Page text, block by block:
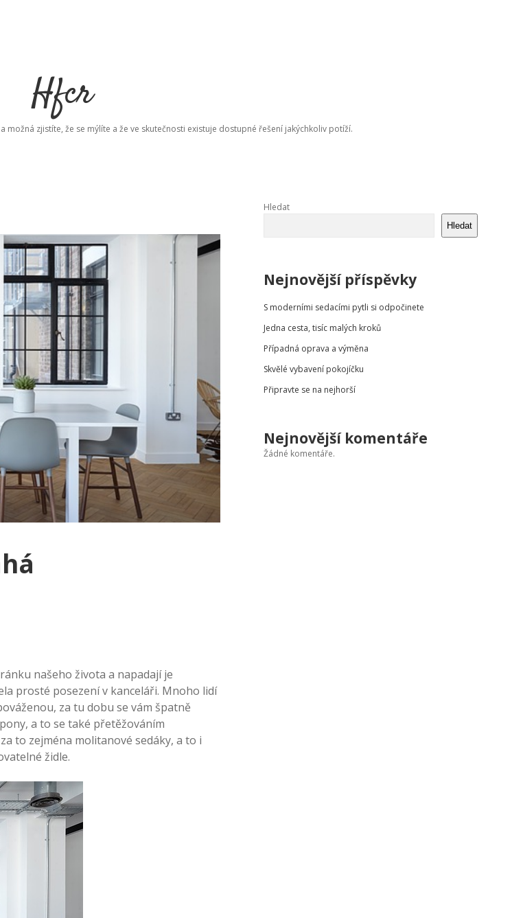
Hfcr
možná zjistíte, že se mýlíte a že ve skutečnosti existuje dostupné řešení jakýchkoliv potíží.
našeho života a napadají je
prosté posezení v kanceláři. Mnoho lidí
za tu dobu se vám špatně
a to se také přetěžováním
to zejména molitanové sedáky, a to i
židle.
Sidebar
Hledat
Hledat
Nejnovější příspěvky
S moderními sedacími pytli si odpočinete
Jedna cesta, tisíc malých kroků
Případná oprava a výměna
Skvělé vybavení pokojíčku
Připravte se na nejhorší
Nejnovější komentáře
Žádné komentáře.